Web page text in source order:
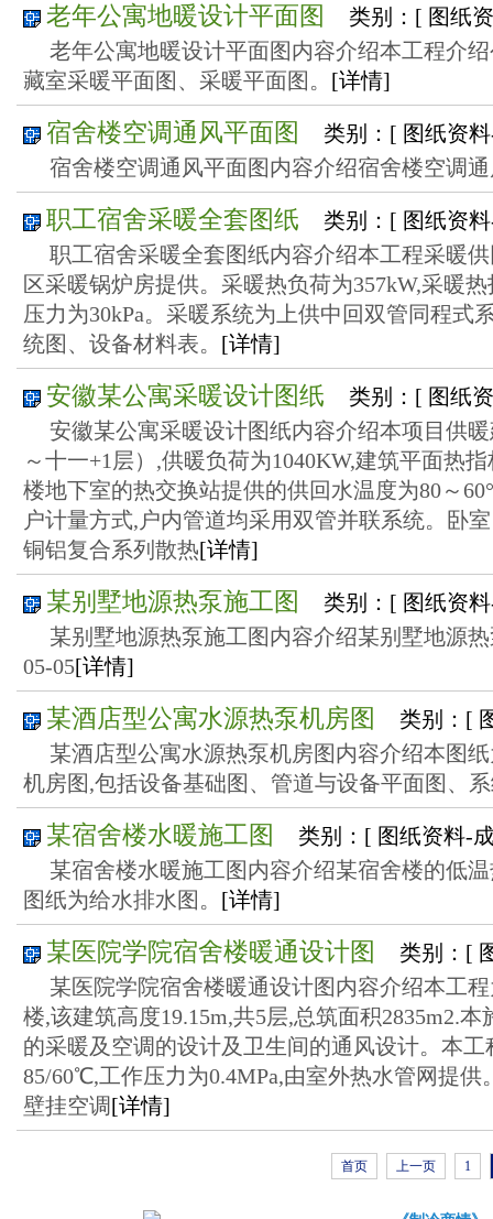
老年公寓地暖设计平面图
类别：[ 图纸
老年公寓地暖设计平面图内容介绍本工程介
藏室采暖平面图、采暖平面图。 [详情]
宿舍楼空调通风平面图
类别：[ 图纸资
宿舍楼空调通风平面图内容介绍宿舍楼空调
职工宿舍采暖全套图纸
类别：[ 图纸资
职工宿舍采暖全套图纸内容介绍本工程采暖
区采暖锅炉房提供。采暖热负荷为357kW,采暖
压力为30kPa。采暖系统为上供中回双管同程式
统图、设备材料表。 [详情]
安徽某公寓采暖设计图纸
类别：[ 图纸
安徽某公寓采暖设计图纸内容介绍本项目供
～十一+1层）,供暖负荷为1040KW,建筑平面热
楼地下室的热交换站提供的供回水温度为80～
户计量方式,户内管道均采用双管并联系统。卧
铜铝复合系列散热[详情]
某别墅地源热泵施工图
类别：[ 图纸资
某别墅地源热泵施工图内容介绍某别墅地源
05-05[详情]
某酒店型公寓水源热泵机房图
类别：[
某酒店型公寓水源热泵机房图内容介绍本图
机房图,包括设备基础图、管道与设备平面图、
某宿舍楼水暖施工图
类别：[ 图纸资料-
某宿舍楼水暖施工图内容介绍某宿舍楼的低
图纸为给水排水图。 [详情]
某医院学院宿舍楼暖通设计图
类别：[
某医院学院宿舍楼暖通设计图内容介绍本工
楼,该建筑高度19.15m,共5层,总筑面积2835m2.
的采暖及空调的设计及卫生间的通风设计。本
85/60℃,工作压力为0.4MPa,由室外热水管网提供
壁挂空调[详情]
首页 上一页 1